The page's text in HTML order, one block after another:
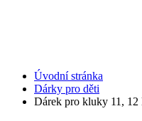
Úvodní stránka
Dárky pro děti
Dárek pro kluky 11, 12